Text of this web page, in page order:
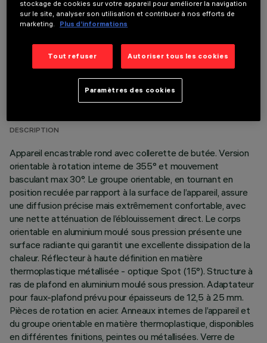
DONNÉES TECHNIQUES
DERNIÈRE MISE À JOUR: 01/08/2026
DESCRIPTION
Appareil encastrable rond avec collerette de butée. Version
orientable à rotation interne de 355° et mouvement
basculant max 30°. Le groupe orientable, en tournant en
position reculée par rapport à la surface de l’appareil, assure
une diffusion précise mais extrêmement confortable, avec
une nette atténuation de l’éblouissement direct. Le corps
orientable en aluminium moulé sous pression présente une
surface radiante qui garantit une excellente dissipation de la
chaleur. Réflecteur à haute définition en matière
thermoplastique métallisée - optique Spot (15°). Structure à
ras de plafond en aluminium moulé sous pression. Adaptateur
pour faux-plafond prévu pour épaisseurs de 12,5 à 25 mm.
Pièces de rotation en acier. Anneaux internes de l’appareil et
du groupe orientable en matière thermoplastique, disponibles
en différentes finitions, peintes ou métallisées. Verre de
stockage de cookies sur votre appareil pour améliorer la navigation
sur le site, analyser son utilisation et contribuer à nos efforts de
marketing.
Plus d’informations
Tout refuser Autoriser tous les cookies
Paramètres des cookies